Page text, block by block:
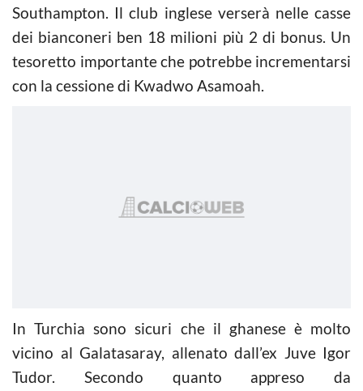
Southampton. Il club inglese verserà nelle casse
dei bianconeri ben 18 milioni più 2 di bonus. Un
tesoretto importante che potrebbe incrementarsi
con la cessione di Kwadwo Asamoah.
In Turchia sono sicuri che il ghanese è molto
vicino al Galatasaray, allenato dall’ex Juve Igor
Tudor. Secondo quanto appreso da